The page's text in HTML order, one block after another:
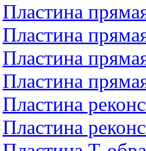
Пластина
Пластина
Пластина
Пластина
Пластина
Пластина